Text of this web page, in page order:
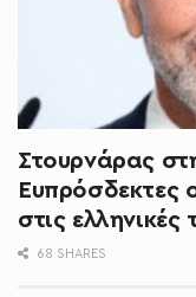
Στουρνάρας
Ευπρόσδεκτες
στις ελληνικές
68 SHARES